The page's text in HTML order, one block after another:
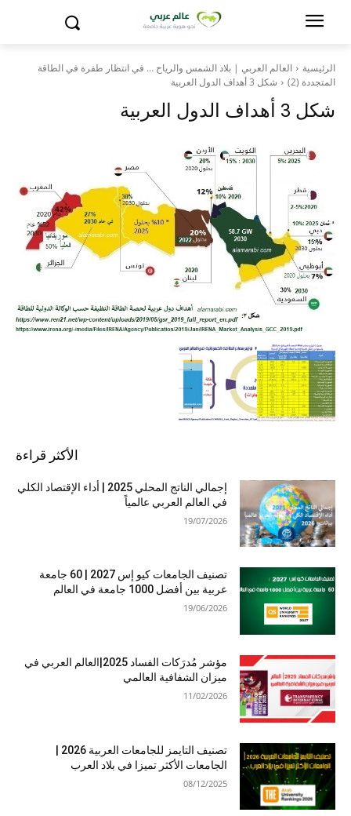
الرئيسية
العالم العربي | بلاد الشمس والرياح … في انتظار طفرة في الطاقة
المتجددة (2)
شكل 3 أهداف الدول العربية
شكل 3 أهداف الدول العربية
الأكثر قراءة
إجمالي الناتج المحلي 2025 | أداء الإقتصاد الكلي
في العالم العربي عالمياً
19/07/2026
تصنيف الجامعات كيو إس 2027 | 60 جامعة
عربية بين أفضل 1000 جامعة في العالم
19/06/2026
مؤشر مُدرَكات الفساد 2025|العالم العربي في
ميزان الشفافية العالمي
11/02/2026
الجامعات الأكثر تميزا في بلاد العرب
08/12/2025